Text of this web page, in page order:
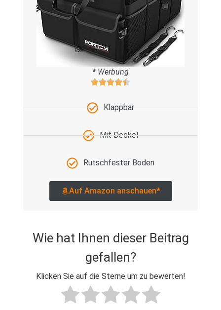
* Werbung
Klappbar
Mit Deckel
Rutschfester Boden
Auf Amazon anschauen*
Wie hat Ihnen dieser Beitrag
gefallen?
Klicken Sie auf die Sterne um zu bewerten!